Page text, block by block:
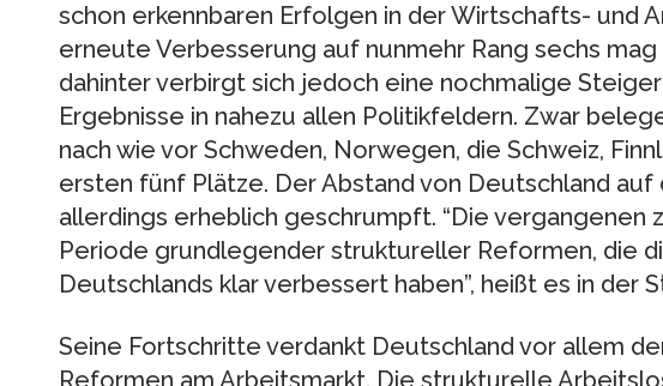
schon erkennbaren Erfolgen in der Wirtschafts- und
erneute Verbesserung auf nunmehr Rang sechs
dahinter verbirgt sich jedoch eine nochmalige
Ergebnisse in nahezu allen Politikfeldern. Zwar
nach wie vor Schweden, Norwegen, die Schweiz,
ersten fünf Plätze. Der Abstand von Deutschland
allerdings erheblich geschrumpft. “Die vergangenen
Periode grundlegender struktureller Reformen, die
Deutschlands klar verbessert haben”, heißt es in der
Seine Fortschritte verdankt Deutschland vor allem